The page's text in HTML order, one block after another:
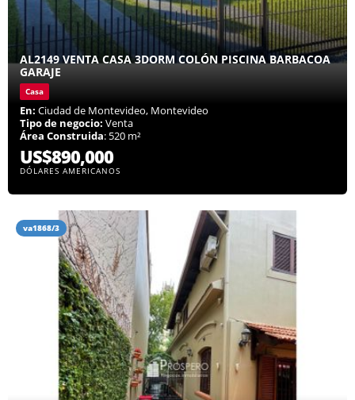
AL2149 VENTA CASA 3DORM COLÓN PISCINA BARBACOA
GARAJE
Casa
En: Ciudad de Montevideo, Montevideo
Tipo de negocio: Venta
Área Construida: 520 m²
US$890,000
DÓLARES AMERICANOS
va1868/3